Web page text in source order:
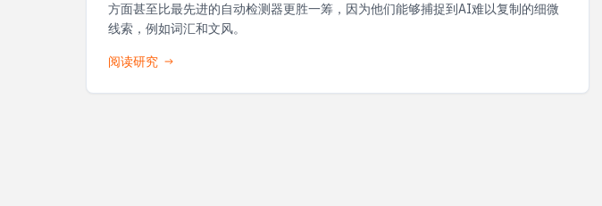
方面甚至比最先进的自动检测器更胜一筹，因为他们能够捕捉到AI难以复制的细微
线索，例如词汇和文风。
阅读研究